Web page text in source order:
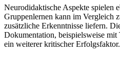
Neurodidaktische Aspekte spielen
Gruppenlernen kann im Vergleich
zusätzliche Erkenntnisse liefern.
Dokumentation, beispielsweise
ein weiterer kritischer Erfolgsfaktor.